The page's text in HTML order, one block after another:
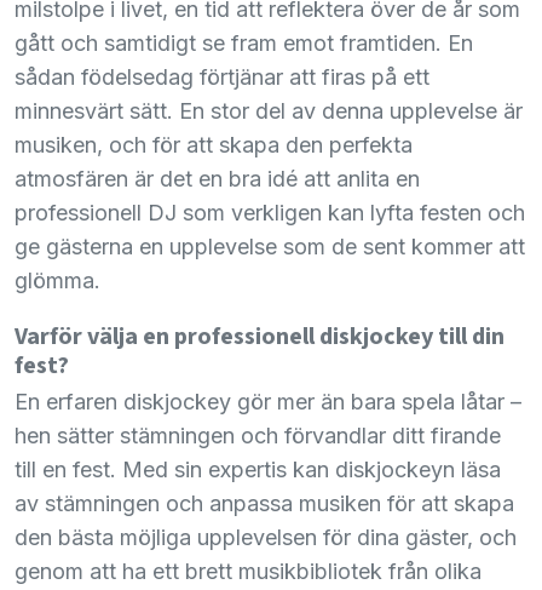
milstolpe i livet, en tid att reflektera över de år som
gått och samtidigt se fram emot framtiden. En
sådan födelsedag förtjänar att firas på ett
minnesvärt sätt. En stor del av denna upplevelse är
musiken, och för att skapa den perfekta
atmosfären är det en bra idé att anlita en
professionell DJ som verkligen kan lyfta festen och
ge gästerna en upplevelse som de sent kommer att
glömma.
Varför välja en professionell diskjockey till din
fest?
En erfaren diskjockey gör mer än bara spela låtar –
hen sätter stämningen och förvandlar ditt firande
till en fest. Med sin expertis kan diskjockeyn läsa
av stämningen och anpassa musiken för att skapa
den bästa möjliga upplevelsen för dina gäster, och
genom att ha ett brett musikbibliotek från olika